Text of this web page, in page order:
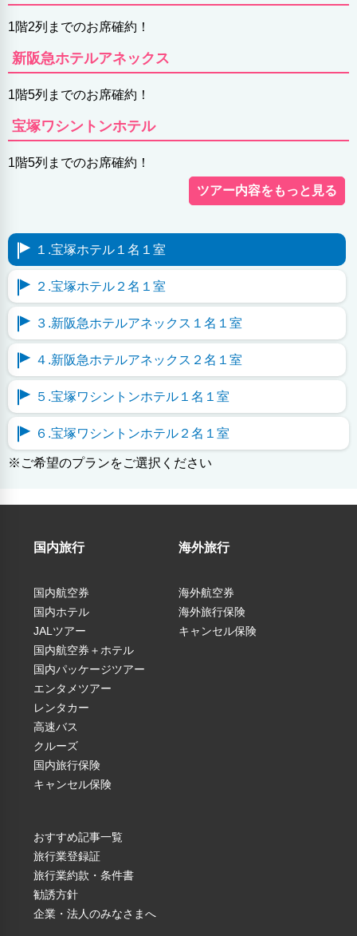
1階2列までのお席確約！
新阪急ホテルアネックス
1階5列までのお席確約！
宝塚ワシントンホテル
1階5列までのお席確約！
１.宝塚ホテル１名１室
２.宝塚ホテル２名１室
３.新阪急ホテルアネックス１名１室
４.新阪急ホテルアネックス２名１室
５.宝塚ワシントンホテル１名１室
６.宝塚ワシントンホテル２名１室
※ご希望のプランをご選択ください
各自、公演をお楽しみください
【ローソンチケット貸切】宝塚歌劇雪組公演
公演日：2025年12月3日(水) 15:00開場／15:30開演
会場：兵庫・宝塚大劇場
公演情報：
ミュージカル・ロマン
作曲／フランク・ワイルドホーン
プレジャー・ステージ
『Prayer～祈り～』
１.宝塚ホテル１名
１室
国内旅行
国内航空券
国内ホテル
JALツアー
国内航空券＋ホテル
国内パッケージツアー
エンタメツアー
レンタカー
高速バス
クルーズ
国内旅行保険
キャンセル保険
海外旅行
海外航空券
海外旅行保険
キャンセル保険
おすすめ記事一覧
旅行業登録証
旅行業約款・条件書
勧誘方針
企業・法人のみなさまへ